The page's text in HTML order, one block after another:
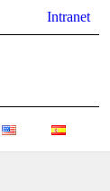
Intranet